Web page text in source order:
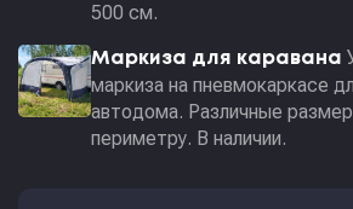
500 см.
Маркиза для каравана
маркиза на пневмокаркасе
автодома. Различные
периметру. В наличии.